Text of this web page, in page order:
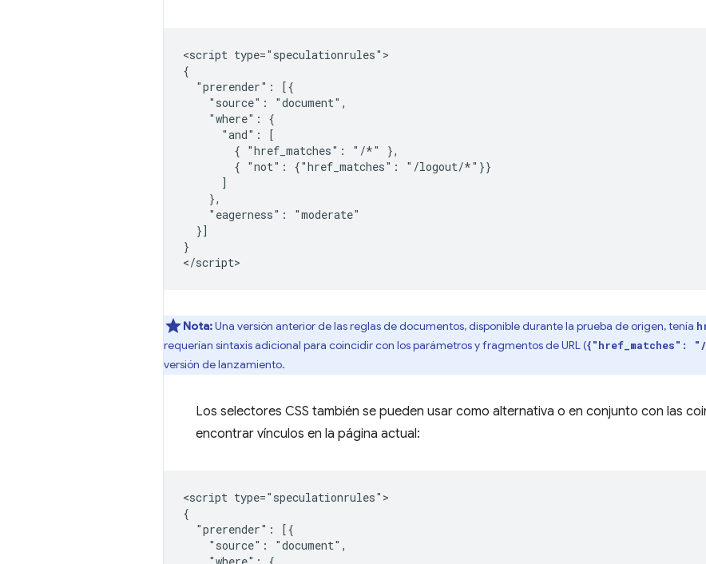
<script type="speculationrules">
{
  "prerender": [{
    "source": "document",
    "where": {
      "and": [
        { "href_matches": "/*" },
        { "not": {"href_matches": "/logout/*"}}
      ]
    },
    "eagerness": "moderate"
  }]
}
Nota:Una versión anterior de las reglas de documentos, disponible durante la prueba de origen, tenía
requerían sintaxis adicional para coincidir con los parámetros y fragmentos de URL ({"href_matches":
versión de lanzamiento.
Los selectores CSS también se pueden usar como alternativa o en conjunto con las
encontrar vínculos en la página actual:
<script type="speculationrules">
{
  "prerender": [{
    "source": "document",